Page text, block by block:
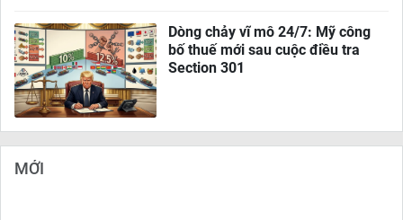
Dòng chảy vĩ mô 24/7: Mỹ công
bố thuế mới sau cuộc điều tra
Section 301
MỚI